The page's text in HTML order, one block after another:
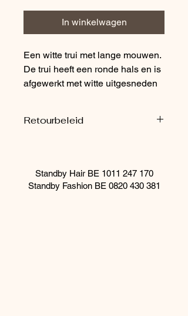
In winkelwagen
Een witte trui met lange mouwen.
De trui heeft een ronde hals en is
afgewerkt met witte uitgesneden
voor in het najaar.
Retourbeleid
Standby Hair BE 1011 247 170
Standby Fashion BE 0820 430 381